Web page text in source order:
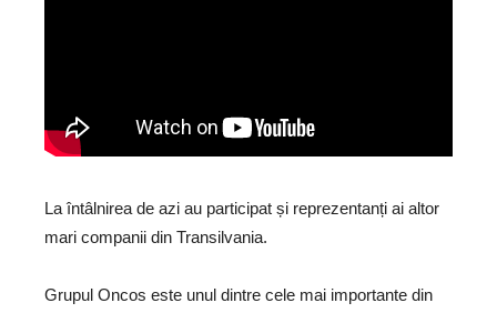
La întâlnirea de azi au participat și reprezentanți ai altor
mari companii din Transilvania.
Grupul Oncos este unul dintre cele mai importante din